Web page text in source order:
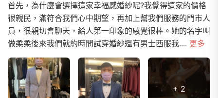
首先，為什麼會選擇這家幸福感婚紗呢?我覺得這家的價格
很親民，滿符合我們心中期望，再加上幫我們服務的門市人
員，很親切會聊天，給人第一印象的感覺很棒。她的名字叫
做柔柔後來我們就約時間試穿婚紗還有男士西服我.... 更多
+ 2